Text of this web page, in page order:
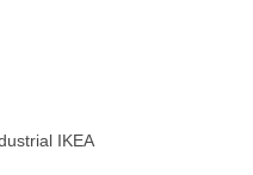
IKEA